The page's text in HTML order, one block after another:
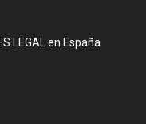
LEGAL en España